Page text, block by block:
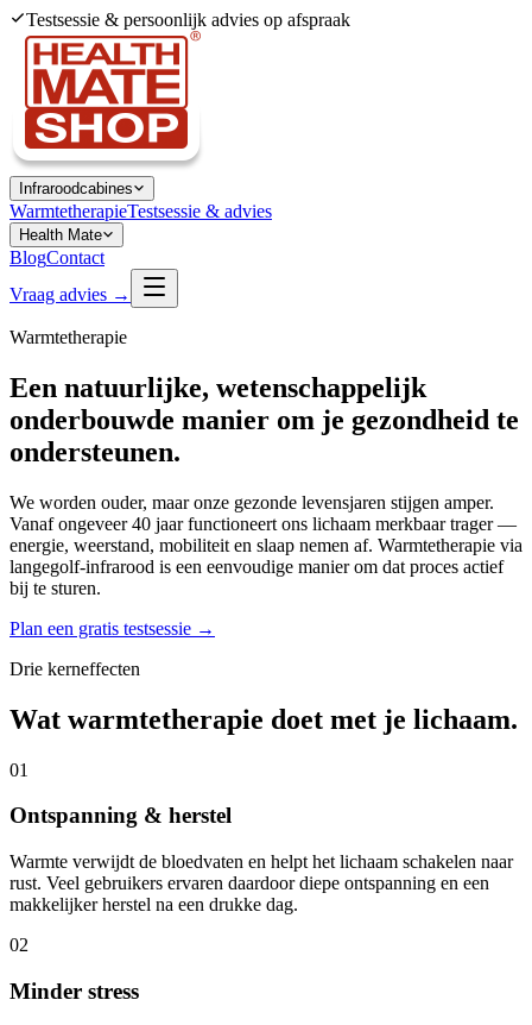
Testsessie & persoonlijk advies op afspraak
Infraroodcabines
WarmtetherapieTestsessie & advies
Health Mate
BlogContact
Vraag advies →
Warmtetherapie
Een natuurlijke, wetenschappelijk
onderbouwde manier om je gezondheid te
ondersteunen.
We worden ouder, maar onze gezonde levensjaren stijgen amper.
Vanaf ongeveer 40 jaar functioneert ons lichaam merkbaar trager —
energie, weerstand, mobiliteit en slaap nemen af. Warmtetherapie via
langegolf-infrarood is een eenvoudige manier om dat proces actief
bij te sturen.
Plan een gratis testsessie →
Drie kerneffecten
Wat warmtetherapie doet met je lichaam.
01
Ontspanning & herstel
Warmte verwijdt de bloedvaten en helpt het lichaam schakelen naar
rust. Veel gebruikers ervaren daardoor diepe ontspanning en een
makkelijker herstel na een drukke dag.
02
Minder stress